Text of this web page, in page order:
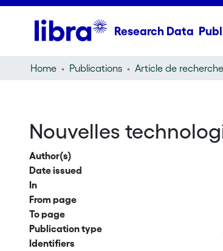
Research Data
Home Publications
Nouvelles
Author(s)
Date issued
In
From page
To page
Publication type
Identifiers